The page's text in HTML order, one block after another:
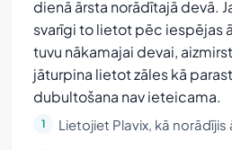
dienā ārsta norādītajā devā.
svarīgi to lietot pēc iespējas
tuvu nākamajai devai,
jāturpina lietot zāles kā
dubultošana nav ieteicama.
Lietojiet Plavix, kā norādījis